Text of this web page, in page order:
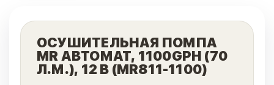
ОСУШИТЕЛЬНАЯ ПОМПА
MR АВТОМАТ, 1100GPH (70
Л.М.), 12 В (MR811-1100)